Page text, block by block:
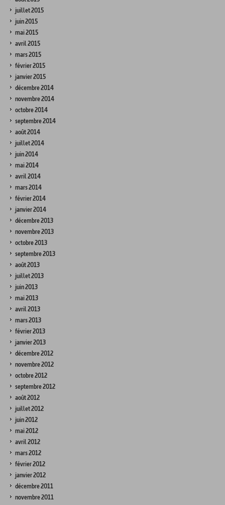
juillet 2015
juin 2015
mai 2015
avril 2015
mars 2015
février 2015
janvier 2015
décembre 2014
novembre 2014
octobre 2014
septembre 2014
août 2014
juillet 2014
juin 2014
mai 2014
avril 2014
mars 2014
février 2014
janvier 2014
décembre 2013
novembre 2013
octobre 2013
septembre 2013
août 2013
juillet 2013
juin 2013
mai 2013
avril 2013
mars 2013
février 2013
janvier 2013
décembre 2012
novembre 2012
octobre 2012
septembre 2012
août 2012
juillet 2012
juin 2012
mai 2012
avril 2012
mars 2012
février 2012
janvier 2012
décembre 2011
novembre 2011